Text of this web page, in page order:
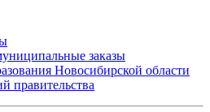
заказы
Новосибирской области
правительства